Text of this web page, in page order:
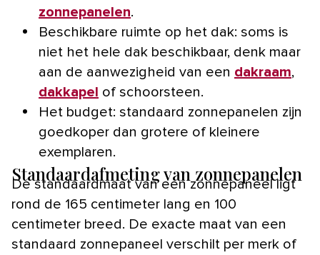
zonnepanelen.
Beschikbare ruimte op het dak: soms is
niet het hele dak beschikbaar, denk maar
aan de aanwezigheid van een dakraam,
dakkapel of schoorsteen.
Het budget: standaard zonnepanelen zijn
goedkoper dan grotere of kleinere
exemplaren.
Standaardafmeting van zonnepanelen
De standaardmaat van een zonnepaneel ligt
rond de 165 centimeter lang en 100
centimeter breed. De exacte maat van een
standaard zonnepaneel verschilt per merk of